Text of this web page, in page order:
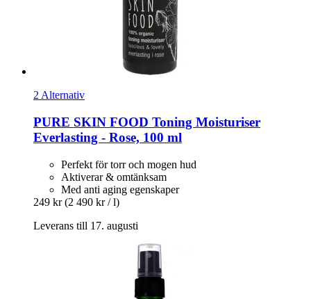
2 Alternativ
PURE SKIN FOOD Toning Moisturiser
Everlasting -​ Rose, 100 ml
Perfekt för torr och mogen hud
Aktiverar & omtänksam
Med anti aging egenskaper
249 kr (2 490 kr / l)
Leverans till 17. augusti